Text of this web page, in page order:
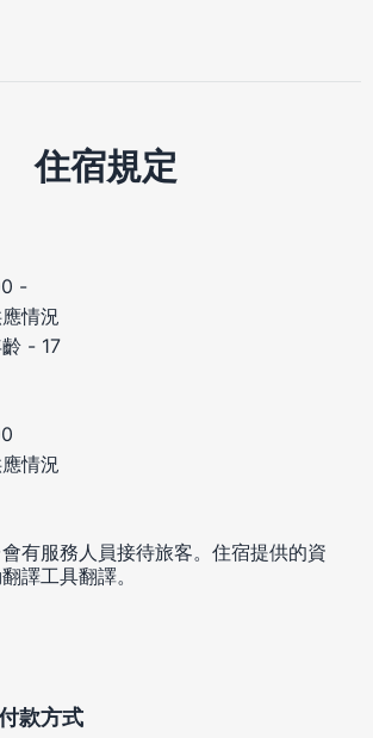
住宿規定
-
情況
- 17
情況
有服務人員接待旅客。住宿提供的資
譯工具翻譯。
款方式